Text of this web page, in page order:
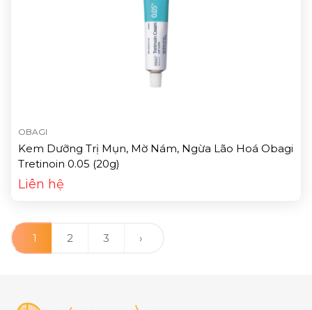
OBAGI
Kem Dưỡng Trị Mụn, Mờ Nám, Ngừa Lão Hoá Obagi
Tretinoin 0.05 (20g)
Liên hệ
1 2 3 ›